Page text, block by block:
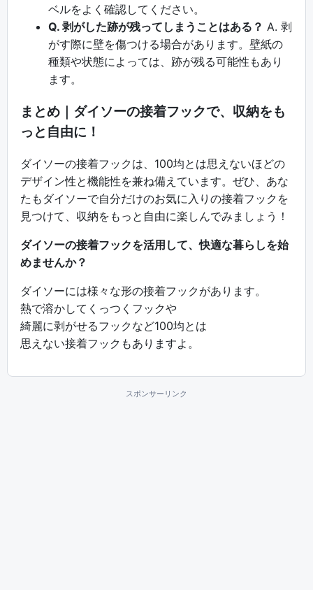
ベルをよく確認してください。
Q. 剥がした跡が残ってしまうことはある？ A. 剥
がす際に壁を傷つける場合があります。壁紙の
種類や状態によっては、跡が残る可能性もあり
ます。
まとめ｜ダイソーの接着フックで、収納をも
っと自由に！
ダイソーの接着フックは、100均とは思えないほどの
デザイン性と機能性を兼ね備えています。ぜひ、あな
たもダイソーで自分だけのお気に入りの接着フックを
見つけて、収納をもっと自由に楽しんでみましょう！
ダイソーの接着フックを活用して、快適な暮らしを始
めませんか？
ダイソーには様々な形の接着フックがあります。
熱で溶かしてくっつくフックや
綺麗に剥がせるフックなど100均とは
思えない接着フックもありますよ。
スポンサーリンク